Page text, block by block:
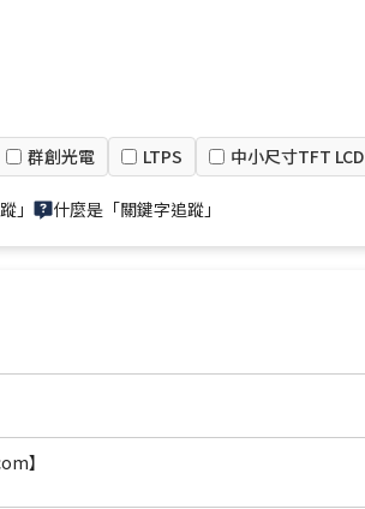
群創光電 LTPS 中小尺寸TFT LCD
」 什麼是「關鍵字追蹤」
】